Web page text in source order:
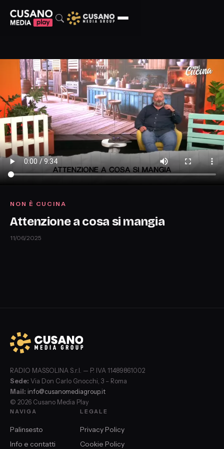
NON È CUCINA
Attenzione a cosa si mangia
11/06/2025
RADIO MASSOLINA S.r.l. — P. IVA 11489861002
Sede: Via Don Carlo Gnocchi, 3 – Roma
Mail: info@cusanomediagroup.it
© 2026 Cusano Media Play
NAVIGA
Palinsesto
Info e contatti
LEGALE
Privacy Policy
Cookie Policy